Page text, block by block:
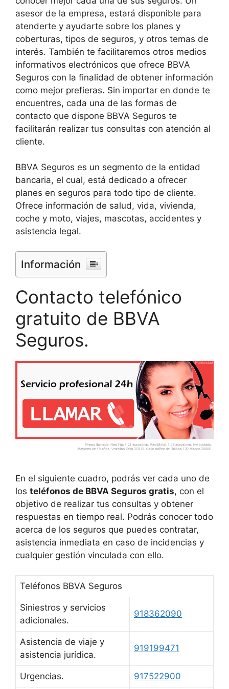
asesor de la empresa, estará disponible para
atenderte y ayudarte sobre los planes y
coberturas, tipos de seguros, y otros temas de
interés. También te facilitaremos otros medios
informativos electrónicos que ofrece BBVA
Seguros con la finalidad de obtener información
como mejor prefieras. Sin importar en donde te
encuentres, cada una de las formas de
contacto que dispone BBVA Seguros te
facilitarán realizar tus consultas con atención al
cliente.
BBVA Seguros es un segmento de la entidad
bancaria, el cual, está dedicado a ofrecer
planes en seguros para todo tipo de cliente.
Ofrece información de salud, vida, vivienda,
coche y moto, viajes, mascotas, accidentes y
asistencia legal.
Información
Contacto telefónico
gratuito de BBVA
Seguros.
En el siguiente cuadro, podrás ver cada uno de
los teléfonos de BBVA Seguros gratis, con el
objetivo de realizar tus consultas y obtener
respuestas en tiempo real. Podrás conocer todo
acerca de los seguros que puedes contratar,
asistencia inmediata en caso de incidencias y
cualquier gestión vinculada con ello.
Teléfonos BBVA Seguros
Siniestros y servicios
adicionales.
918362090
Asistencia de viaje y
asistencia jurídica.
919199471
Urgencias. 917522900